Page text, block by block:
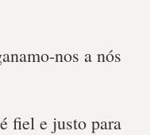
nos a nós
fiel e justo para